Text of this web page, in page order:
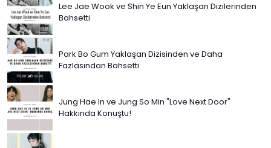
Lee Jae Wook ve Shin Ye Eun Yaklaşan Dizilerinden
Bahsetti
Park Bo Gum Yaklaşan Dizisinden ve Daha
Fazlasından Bahsetti
Jung Hae In ve Jung So Min "Love Next Door"
Hakkında Konuştu!